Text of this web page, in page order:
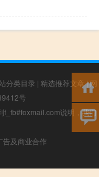
分类目录 | 精选推荐文章|网
号
f_fb#foxmail.com说明，我们
告及商业合作